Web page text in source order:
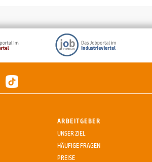
ARBEITGEBER
UNSER ZIEL
HÄUFIGE FRAGEN
PREISE